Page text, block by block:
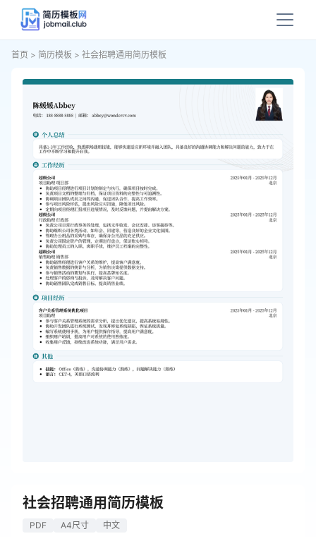
首页 > 简历模板 > 社会招聘通用简历模板
社会招聘通用简历模板
PDF A4尺寸 中文